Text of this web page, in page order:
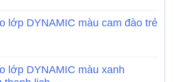
lớp DYNAMIC màu cam đào trẻ
lớp DYNAMIC màu xanh